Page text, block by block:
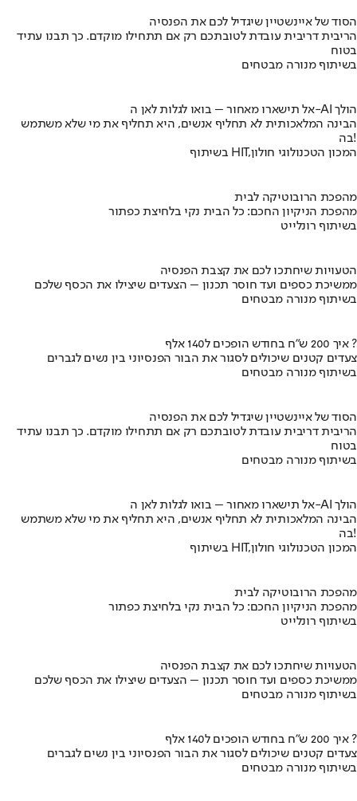
הסוד של איינשטיין שיגדיל לכם את הפנסיה
הריבית דריבית עובדת לטובתכם רק אם תתחילו מוקדם. כך תבנו עתיד
בטוח
בשיתוף מנורה מבטחים
אל תישארו מאחור – בואו לגלות לאן ה-AI הולך
הבינה המלאכותית לא תחליף אנשים, היא תחליף את מי שלא משתמש
בה!
בשיתוף HIT,המכון הטכנולוגי חולון
מהפכת הרובוטיקה לבית
מהפכת הניקיון החכם: כל הבית נקי בלחיצת כפתור
בשיתוף רונלייט
הטעויות שיחתכו לכם את קצבת הפנסיה
ממשיכת כספים ועד חוסר תכנון – הצעדים שיצילו את הכסף שלכם
בשיתוף מנורה מבטחים
איך 200 ש"ח בחודש הופכים ל140 אלף ?
צעדים קטנים שיכולים לסגור את הבור הפנסיוני בין נשים לגברים
בשיתוף מנורה מבטחים
הסוד של איינשטיין שיגדיל לכם את הפנסיה
הריבית דריבית עובדת לטובתכם רק אם תתחילו מוקדם. כך תבנו עתיד
בטוח
בשיתוף מנורה מבטחים
אל תישארו מאחור – בואו לגלות לאן ה-AI הולך
הבינה המלאכותית לא תחליף אנשים, היא תחליף את מי שלא משתמש
בה!
בשיתוף HIT,המכון הטכנולוגי חולון
מהפכת הרובוטיקה לבית
מהפכת הניקיון החכם: כל הבית נקי בלחיצת כפתור
בשיתוף רונלייט
הטעויות שיחתכו לכם את קצבת הפנסיה
ממשיכת כספים ועד חוסר תכנון – הצעדים שיצילו את הכסף שלכם
בשיתוף מנורה מבטחים
איך 200 ש"ח בחודש הופכים ל140 אלף ?
צעדים קטנים שיכולים לסגור את הבור הפנסיוני בין נשים לגברים
בשיתוף מנורה מבטחים